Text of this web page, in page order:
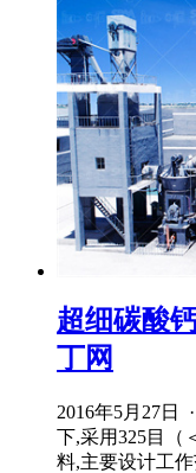
超细碳酸
丁网
2016年5月27日
下,采用325目（
料,主要设计工